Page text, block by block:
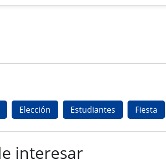
Elección Estudiantes Fiesta
interesar